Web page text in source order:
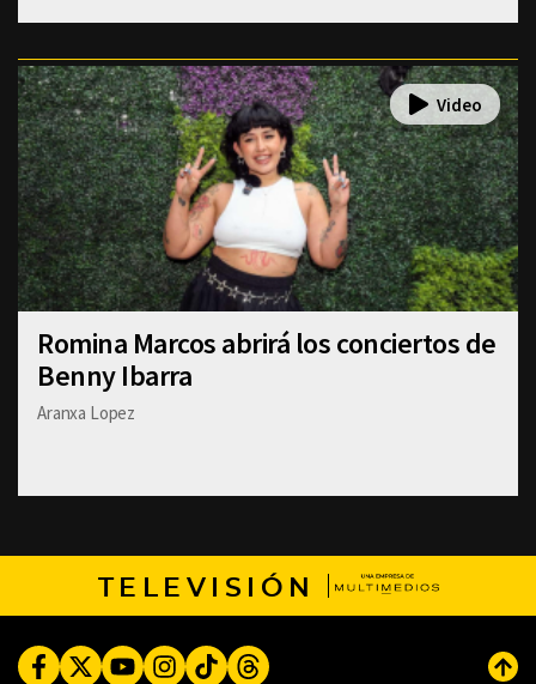
Romina Marcos abrirá los conciertos de
Benny Ibarra
Aranxa Lopez
TELEVISIÓN
FacebookTwitterYoutubeInstagram
TikTokThreads